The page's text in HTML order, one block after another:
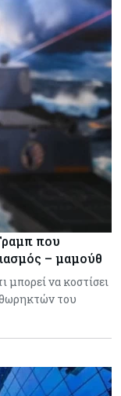
που
– μαμούθ
μπορεί να κοστίσει
του